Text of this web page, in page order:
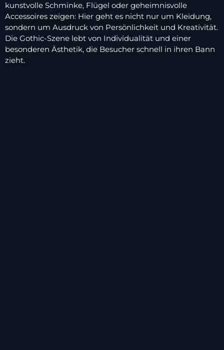
kunstvolle Schminke, Flügel oder geheimnisvolle
Accessoires zeigen: Hier geht es nicht nur um Kleidung,
sondern um Ausdruck von Persönlichkeit und Kreativität.
Die Gothic-Szene lebt von Individualität und einer
besonderen Ästhetik, die Besucher schnell in ihren Bann
zieht.